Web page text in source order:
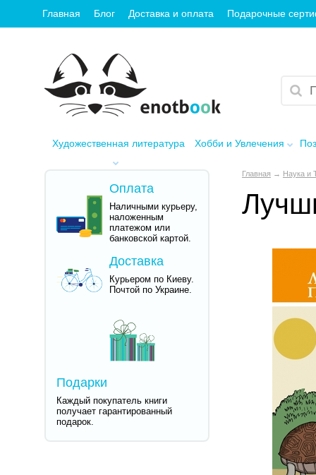
Главная Блог Доставка и оплата Подарочные
Художественная литература Хобби и Увлечения
Оплата
Наличными курьеру,
наложенным
платежом или
банковской картой.
Доставка
Курьером по Киеву.
Почтой по Украине.
Подарки
Каждый покупатель книги
получает гарантированный
подарок.
Главная → Наука и